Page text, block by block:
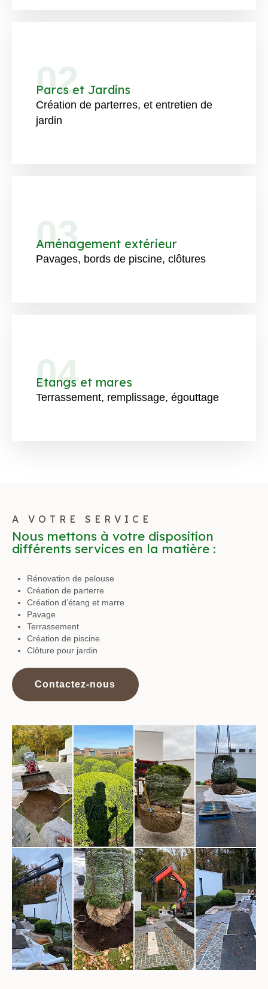
02
Parcs et Jardins
Création de parterres, et entretien de
jardin
03
Aménagement extérieur
Pavages, bords de piscine, clôtures
04
Etangs et mares
Terrassement, remplissage, égouttage
A VOTRE SERVICE
Nous mettons à votre disposition
différents services en la matière :
Rénovation de pelouse
Création de parterre
Création d’étang et marre
Pavage
Terrassement
Création de piscine
Clôture pour jardin
Contactez-nous